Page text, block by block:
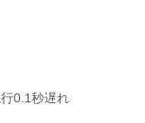
0.1秒遅れ